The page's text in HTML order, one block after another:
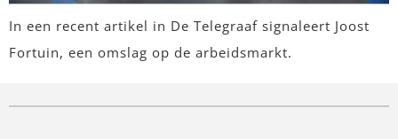
In een recent artikel in De Telegraaf signaleert Joost
Fortuin, een omslag op de arbeidsmarkt.